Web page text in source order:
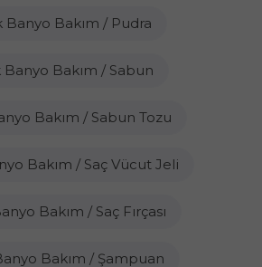
Banyo Bakım / Pudra
Bakım / Sabun
Bakım / Sabun Tozu
Bakım / Saç Vücut Jeli
Bakım / Saç Fırçası
Bakım / Şampuan